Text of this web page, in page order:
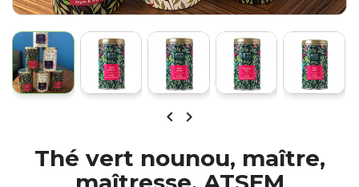
 
Thé vert nounou, maître,